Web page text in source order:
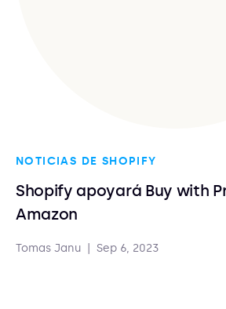
NOTICIAS DE SHOPIFY
Shopify apoyará Buy with
Amazon
Tomas Janu Sep 6, 2023